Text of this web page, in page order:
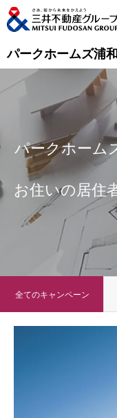
パークホームズ浦
パークホーム
お住いの居住
全てのキャンペーン